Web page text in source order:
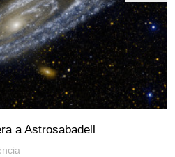
a Astrosabadell